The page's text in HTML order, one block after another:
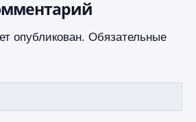
опубликован. Обязательные